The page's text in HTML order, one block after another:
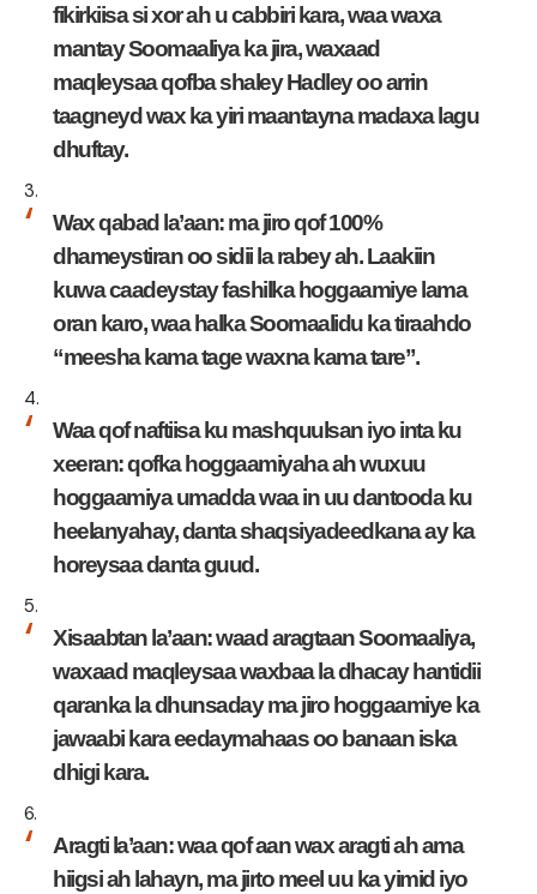
fikirkiisa si xor ah u cabbiri kara, waa waxa
mantay Soomaaliya ka jira, waxaad
maqleysaa qofba shaley Hadley oo arrin
taagneyd wax ka yiri maantayna madaxa lagu
dhuftay.
Wax qabad la’aan: ma jiro qof 100%
dhameystiran oo sidii la rabey ah. Laakiin
kuwa caadeystay fashilka hoggaamiye lama
oran karo, waa halka Soomaalidu ka tiraahdo
“meesha kama tage waxna kama tare”.
Waa qof naftiisa ku mashquulsan iyo inta ku
xeeran: qofka hoggaamiyaha ah wuxuu
hoggaamiya umadda waa in uu dantooda ku
heelanyahay, danta shaqsiyadeedkana ay ka
horeysaa danta guud.
Xisaabtan la’aan: waad aragtaan Soomaaliya,
waxaad maqleysaa waxbaa la dhacay hantidii
qaranka la dhunsaday ma jiro hoggaamiye ka
jawaabi kara eedaymahaas oo banaan iska
dhigi kara.
Aragti la’aan: waa qof aan wax aragti ah ama
hiigsi ah lahayn, ma jirto meel uu ka yimid iyo